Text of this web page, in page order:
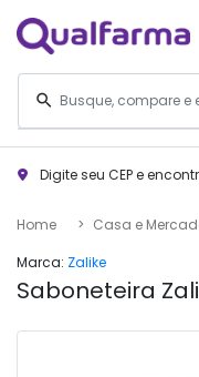
Digite seu CEP e
Home Casa e
Marca: Zalike
Saboneteira